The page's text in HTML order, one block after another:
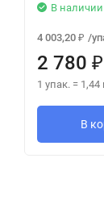
В наличии
4 003,20 ₽ /
2 780 ₽
1 упак. = 1,44
В